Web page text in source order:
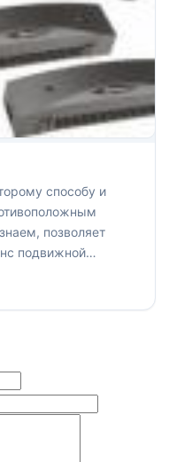
способу и
позволяет
подвижной